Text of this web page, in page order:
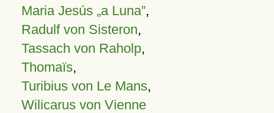
Maria Jesús „a Luna”,
Radulf von Sisteron,
Tassach von Raholp,
Thomaïs,
Turibius von Le Mans,
Wilicarus von Vienne